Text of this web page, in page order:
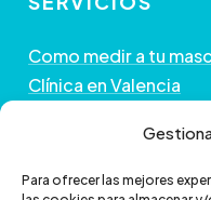
Para ofrecer las mejores
Como medir a tu
Clínica en Valencia
GUÍA DE